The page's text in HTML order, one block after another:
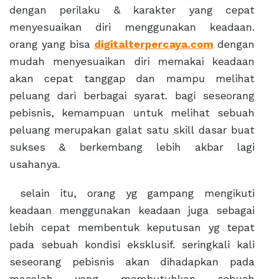
dengan perilaku & karakter yang cepat
menyesuaikan diri menggunakan keadaan.
orang yang bisa digitalterpercaya.com dengan
mudah menyesuaikan diri memakai keadaan
akan cepat tanggap dan mampu melihat
peluang dari berbagai syarat. bagi seseorang
pebisnis, kemampuan untuk melihat sebuah
peluang merupakan galat satu skill dasar buat
sukses & berkembang lebih akbar lagi
usahanya.
selain itu, orang yg gampang mengikuti
keadaan menggunakan keadaan juga sebagai
lebih cepat membentuk keputusan yg tepat
pada sebuah kondisi eksklusif. seringkali kali
seseorang pebisnis akan dihadapkan pada